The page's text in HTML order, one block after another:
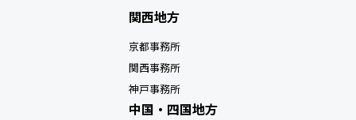
関西地方
京都事務所
関西事務所
神戸事務所
中国・四国地方